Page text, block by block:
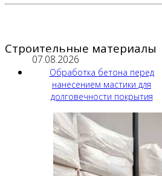
Строительные материалы
07.08.2026
Обработка бетона перед
нанесением мастики для
долговечности покрытия